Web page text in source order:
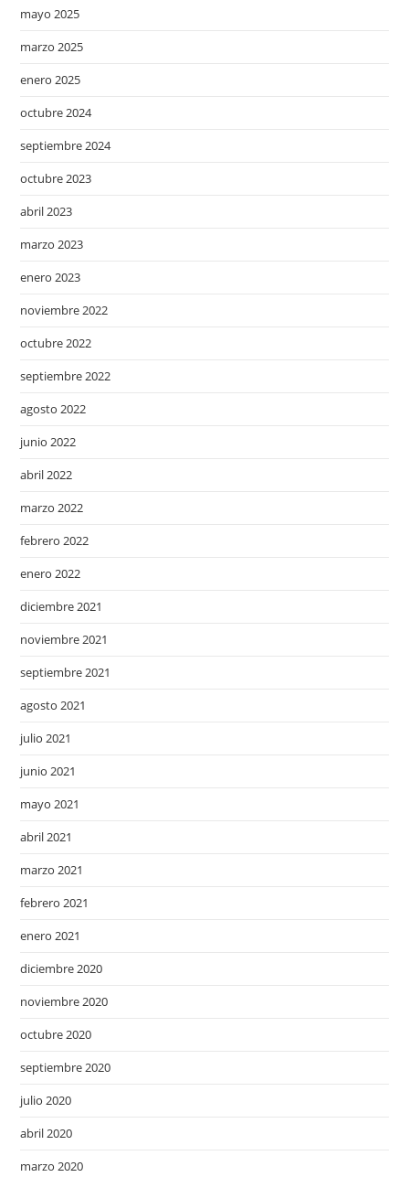
mayo 2025
marzo 2025
enero 2025
octubre 2024
septiembre 2024
octubre 2023
abril 2023
marzo 2023
enero 2023
noviembre 2022
octubre 2022
septiembre 2022
agosto 2022
junio 2022
abril 2022
marzo 2022
febrero 2022
enero 2022
diciembre 2021
noviembre 2021
septiembre 2021
agosto 2021
julio 2021
junio 2021
mayo 2021
abril 2021
marzo 2021
febrero 2021
enero 2021
diciembre 2020
noviembre 2020
octubre 2020
septiembre 2020
julio 2020
abril 2020
marzo 2020